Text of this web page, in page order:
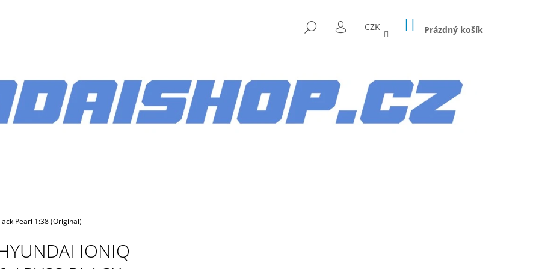
HLEDAT
PŘIHLÁŠENÍ
CZK NÁKUPNÍ
KOŠÍK
Prázdný košík
Pearl 1:38 (Original)
IONIQ
HLEDAT
SOFTSHELLOVÁ BUNDA 2026